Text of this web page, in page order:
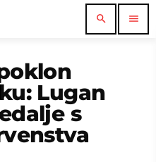
search menu
Lugan
s